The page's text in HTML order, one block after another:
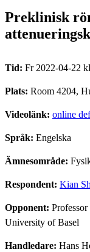
Preklinisk
Tid: Fr 2022-04-22
Plats: Room 4204,
Videolänk: online
Språk: Engelska
Ämnesområde:
Respondent: Kian
Opponent:
University of Basel
Handledare: Hans